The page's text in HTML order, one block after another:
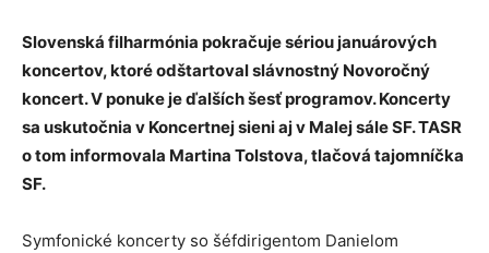
Slovenská filharmónia pokračuje sériou januárových
koncertov, ktoré odštartoval slávnostný Novoročný
koncert. V ponuke je ďalších šesť programov. Koncerty
sa uskutočnia v Koncertnej sieni aj v Malej sále SF. TASR
o tom informovala Martina Tolstova, tlačová tajomníčka
SF.
Symfonické koncerty so šéfdirigentom Danielom